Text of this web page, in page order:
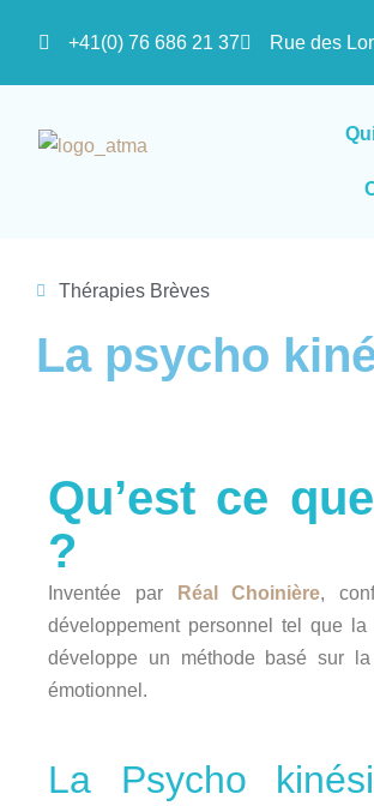
+41(0) 76 686 21 37 Rue des
Thérapies Brèves
La psycho
Qu’est ce
?
Inventée par Réal Choinière,
développement personnel tel que
développe un méthode basé sur
émotionnel.
La Psycho